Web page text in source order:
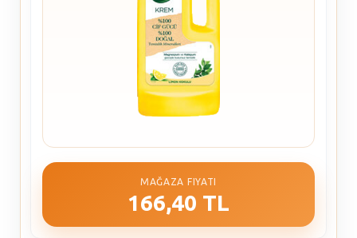
MAĞAZA FIYATI
166,40 TL